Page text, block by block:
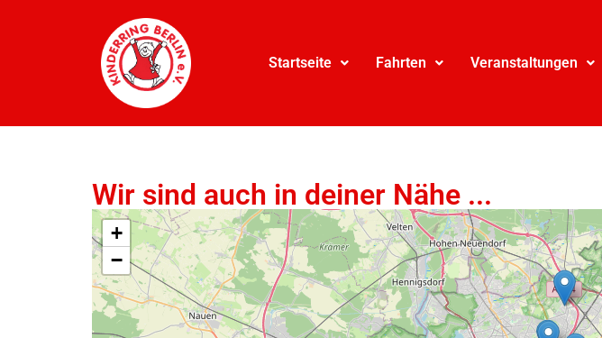
Startseite Fahrten Veranstaltungen
Wir sind auch in deiner Nähe ...
+
−